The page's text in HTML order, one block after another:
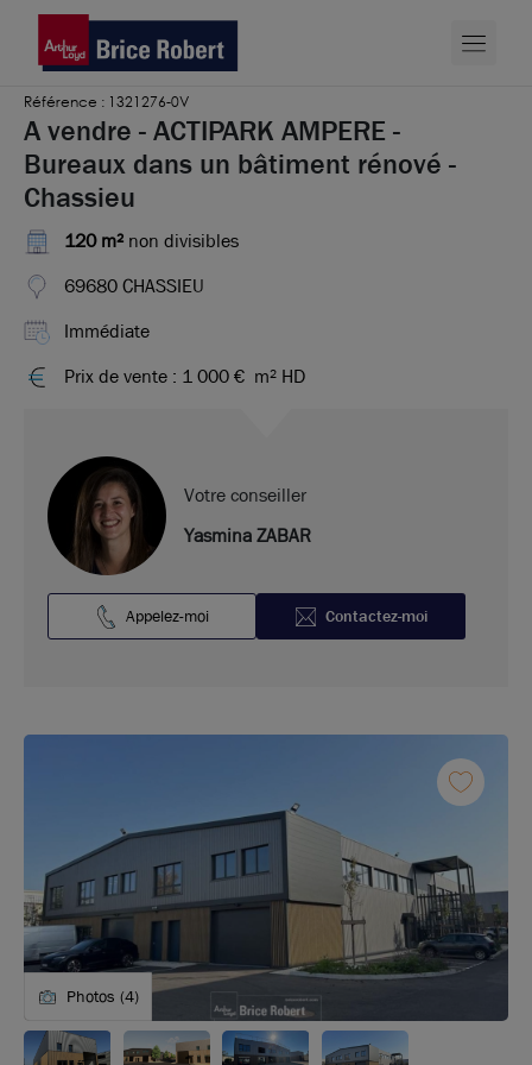
Référence : 1321276-0V
A vendre - ACTIPARK AMPERE -
Bureaux dans un bâtiment rénové -
Chassieu
120 m² non divisibles
69680 CHASSIEU
Immédiate
Prix de vente : 1 000 € m² HD
Votre conseiller
Yasmina ZABAR
Appelez-moi Contactez-moi
Photos (4)